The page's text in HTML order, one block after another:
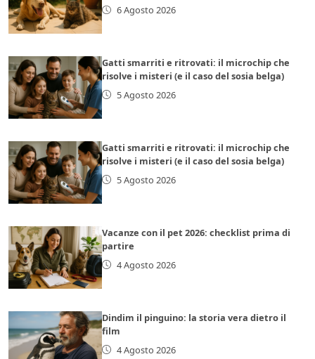
6 Agosto 2026
Gatti smarriti e ritrovati: il microchip che
risolve i misteri (e il caso del sosia belga)
5 Agosto 2026
Gatti smarriti e ritrovati: il microchip che
risolve i misteri (e il caso del sosia belga)
5 Agosto 2026
Vacanze con il pet 2026: checklist prima di
partire
4 Agosto 2026
Dindim il pinguino: la storia vera dietro il
film
4 Agosto 2026